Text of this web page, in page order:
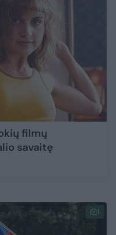
filmų
savaitę
1